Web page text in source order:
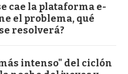
cae la plataforma e-
el problema, qué
resolverá?
intenso" del ciclón